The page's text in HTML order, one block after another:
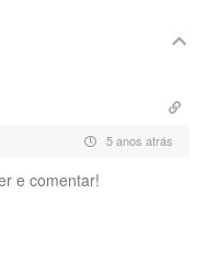
5 anos atrás
e comentar!